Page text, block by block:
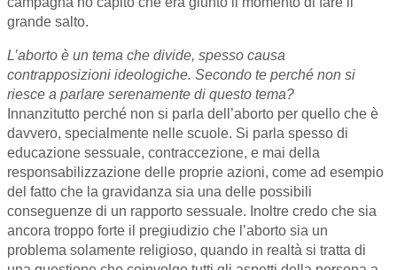
grande salto.
L’aborto è un tema che divide, spesso causa
contrapposizioni ideologiche. Secondo te perché non si
riesce a parlare serenamente di questo tema?
Innanzitutto perché non si parla dell’aborto per quello che è
davvero, specialmente nelle scuole. Si parla spesso di
educazione sessuale, contraccezione, e mai della
responsabilizzazione delle proprie azioni, come ad esempio
del fatto che la gravidanza sia una delle possibili
conseguenze di un rapporto sessuale. Inoltre credo che sia
ancora troppo forte il pregiudizio che l’aborto sia un
problema solamente religioso, quando in realtà si tratta di